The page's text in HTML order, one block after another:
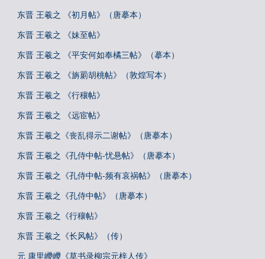
东晋 王羲之 《初月帖》（唐摹本）
东晋 王羲之 《妹至帖》
东晋 王羲之 《平安何如奉橘三帖》（摹本）
东晋 王羲之 《旃罽胡桃帖》（敦煌写本）
东晋 王羲之 《行穰帖》
东晋 王羲之 《远宦帖》
东晋 王羲之《丧乱得示二谢帖》（唐摹本）
东晋 王羲之《孔侍中帖-忧悬帖》（唐摹本）
东晋 王羲之《孔侍中帖-频有哀祸帖》（唐摹本）
东晋 王羲之《孔侍中帖》（唐摹本）
东晋 王羲之《行穰帖》
东晋 王羲之《长风帖》（传）
元 康里巎巎《草书录柳宗元梓人传》